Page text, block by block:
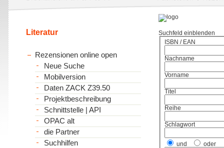
Suchfeld einblenden
ISBN / EAN
Nachname
Vorname
Titel
Reihe
Schlagwort
und oder
Literatur
Rezensionen online open
Neue Suche
Mobilversion
Daten ZACK Z39.50
Projektbeschreibung
Schnittstelle | API
OPAC alt
die Partner
Suchhilfen